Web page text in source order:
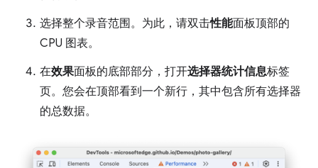
选择整个录音范围。为此，请双击性能面板顶部的
CPU 图表。
在效果面板的底部部分，打开选择器统计信息标签
页。您会在顶部看到一个新行，其中包含所有选择器
的总数据。